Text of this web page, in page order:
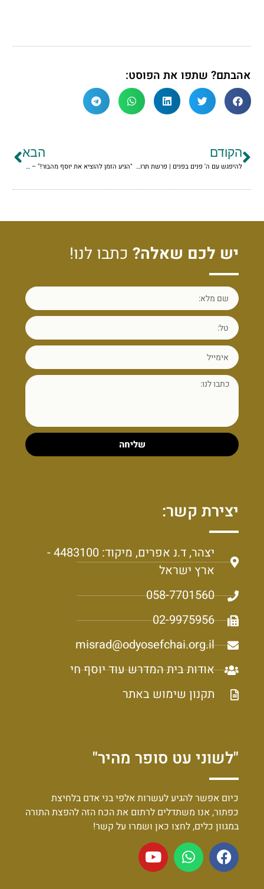
אהבתם? שתפו את הפוסט:
הקודם
להיפגש עם ה' פנים בפנים | פרשת תרומה תשפ"ה
הבא
"הגיע הזמן להוציא את יוסף מהבור!" – הקריאה של יוסף הצדיק מתגברת
יש לכם שאלה? כתבו לנו!
שליחה
יצירת קשר:
יצהר, ד.נ אפרים, מיקוד: 4483100 -
ארץ ישראל
058-7701560
02-9975956
misrad@odyosefchai.org.il
אודות בית המדרש עוד יוסף חי
תקנון שימוש באתר
"לשוני עט סופר מהיר"
כיום אפשר להגיע לעשרות אלפי בני אדם בלחיצת
כפתור, אנו משתדלים לרתום את הכח הזה להפצת התורה
במגוון כלים, לחצו כאן ושמרו על קשר!